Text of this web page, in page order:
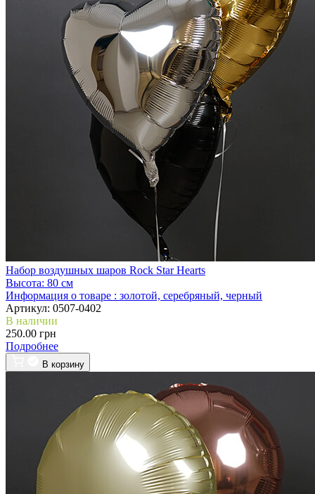
Набор воздушных шаров Rock Star Hearts
Высота: 80 см
Информация о товаре : золотой, серебряный, черный
Артикул: 0507-0402
В наличии
250.00 грн
Подробнее
В корзину